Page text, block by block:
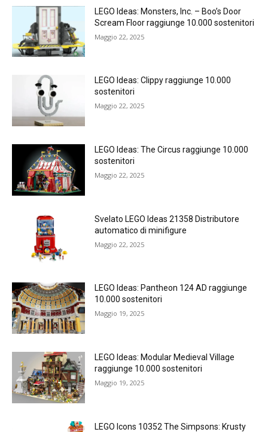
LEGO Ideas: Monsters, Inc. – Boo’s Door
Scream Floor raggiunge 10.000 sostenitori
Maggio 22, 2025
LEGO Ideas: Clippy raggiunge 10.000
sostenitori
Maggio 22, 2025
LEGO Ideas: The Circus raggiunge 10.000
sostenitori
Maggio 22, 2025
Svelato LEGO Ideas 21358 Distributore
automatico di minifigure
Maggio 22, 2025
LEGO Ideas: Pantheon 124 AD raggiunge
10.000 sostenitori
Maggio 19, 2025
LEGO Ideas: Modular Medieval Village
raggiunge 10.000 sostenitori
Maggio 19, 2025
LEGO Icons 10352 The Simpsons: Krusty